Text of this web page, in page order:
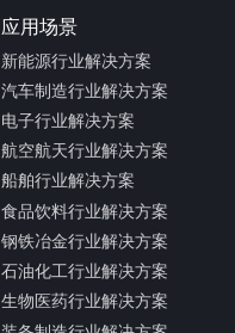
应用场景
新能源行业解决方案
汽车制造行业解决方案
电子行业解决方案
航空航天行业解决方案
船舶行业解决方案
食品饮料行业解决方案
钢铁冶金行业解决方案
石油化工行业解决方案
生物医药行业解决方案